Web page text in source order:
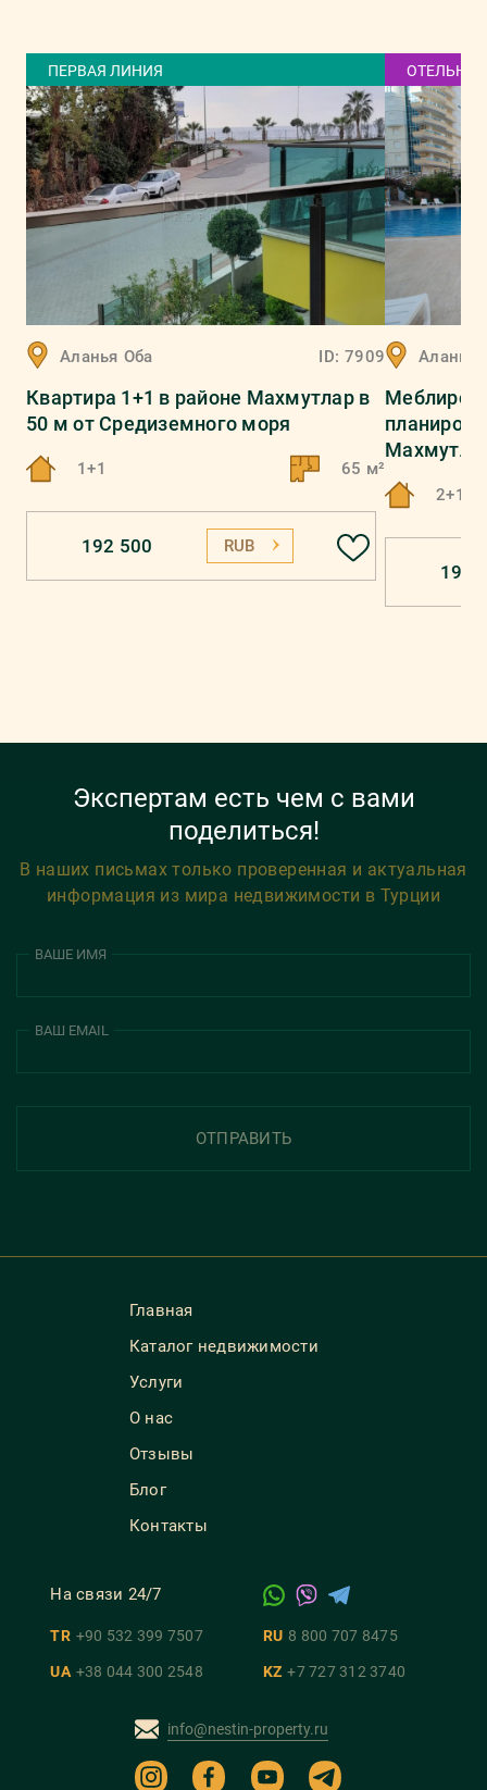
ПЕРВАЯ ЛИНИЯ
Аланья Оба ID: 7909
Квартира 1+1 в районе Махмутлар в
50 м от Средиземного моря
1+1 65 м²
192 500 RUB
Аланья
2+1
192
Экспертам есть чем с вами
поделиться!
В наших письмах только проверенная и актуальная
информация из мира недвижимости в Турции
ВАШЕ ИМЯ
ВАШ EMAIL
ОТПРАВИТЬ
Главная
Каталог недвижимости
Услуги
О нас
Отзывы
Блог
Контакты
На связи 24/7
TR +90 532 399 7507 RU 8 800 707 8475
UA +38 044 300 2548 KZ +7 727 312 3740
info@nestin-property.ru